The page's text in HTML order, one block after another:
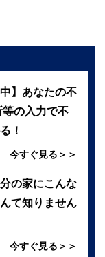
】あなたの不
の入力で不
！
今すぐ見る＞＞
の家にこんな
て知りません
今すぐ見る＞＞